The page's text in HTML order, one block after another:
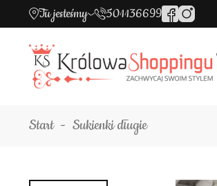
Tu jesteśmy 501136699
Start Sukienki długie